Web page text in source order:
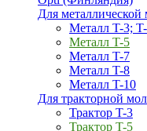
Для металлической
Металл T-3;
Металл T-5
Металл T-7
Металл T-8
Металл T-10
Для тракторной
Трактор T-3
Трактор T-5